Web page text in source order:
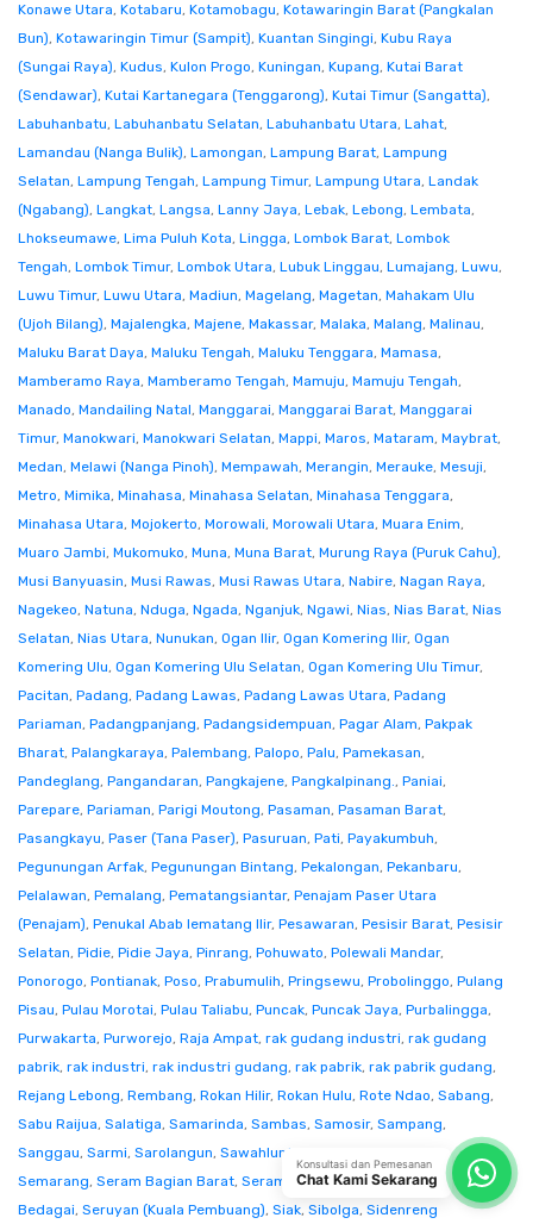
Konawe Utara, Kotabaru, Kotamobagu, Kotawaringin Barat (Pangkalan
Bun), Kotawaringin Timur (Sampit), Kuantan Singingi, Kubu Raya
(Sungai Raya), Kudus, Kulon Progo, Kuningan, Kupang, Kutai Barat
(Sendawar), Kutai Kartanegara (Tenggarong), Kutai Timur (Sangatta),
Labuhanbatu, Labuhanbatu Selatan, Labuhanbatu Utara, Lahat,
Lamandau (Nanga Bulik), Lamongan, Lampung Barat, Lampung
Selatan, Lampung Tengah, Lampung Timur, Lampung Utara, Landak
(Ngabang), Langkat, Langsa, Lanny Jaya, Lebak, Lebong, Lembata,
Lhokseumawe, Lima Puluh Kota, Lingga, Lombok Barat, Lombok
Tengah, Lombok Timur, Lombok Utara, Lubuk Linggau, Lumajang, Luwu,
Luwu Timur, Luwu Utara, Madiun, Magelang, Magetan, Mahakam Ulu
(Ujoh Bilang), Majalengka, Majene, Makassar, Malaka, Malang, Malinau,
Maluku Barat Daya, Maluku Tengah, Maluku Tenggara, Mamasa,
Mamberamo Raya, Mamberamo Tengah, Mamuju, Mamuju Tengah,
Manado, Mandailing Natal, Manggarai, Manggarai Barat, Manggarai
Timur, Manokwari, Manokwari Selatan, Mappi, Maros, Mataram, Maybrat,
Medan, Melawi (Nanga Pinoh), Mempawah, Merangin, Merauke, Mesuji,
Metro, Mimika, Minahasa, Minahasa Selatan, Minahasa Tenggara,
Minahasa Utara, Mojokerto, Morowali, Morowali Utara, Muara Enim,
Muaro Jambi, Mukomuko, Muna, Muna Barat, Murung Raya (Puruk Cahu),
Musi Banyuasin, Musi Rawas, Musi Rawas Utara, Nabire, Nagan Raya,
Nagekeo, Natuna, Nduga, Ngada, Nganjuk, Ngawi, Nias, Nias Barat, Nias
Selatan, Nias Utara, Nunukan, Ogan Ilir, Ogan Komering Ilir, Ogan
Komering Ulu, Ogan Komering Ulu Selatan, Ogan Komering Ulu Timur,
Pacitan, Padang, Padang Lawas, Padang Lawas Utara, Padang
Pariaman, Padangpanjang, Padangsidempuan, Pagar Alam, Pakpak
Bharat, Palangkaraya, Palembang, Palopo, Palu, Pamekasan,
Pandeglang, Pangandaran, Pangkajene, Pangkalpinang., Paniai,
Parepare, Pariaman, Parigi Moutong, Pasaman, Pasaman Barat,
Pasangkayu, Paser (Tana Paser), Pasuruan, Pati, Payakumbuh,
Pegunungan Arfak, Pegunungan Bintang, Pekalongan, Pekanbaru,
Pelalawan, Pemalang, Pematangsiantar, Penajam Paser Utara
(Penajam), Penukal Abab lematang Ilir, Pesawaran, Pesisir Barat, Pesisir
Selatan, Pidie, Pidie Jaya, Pinrang, Pohuwato, Polewali Mandar,
Ponorogo, Pontianak, Poso, Prabumulih, Pringsewu, Probolinggo, Pulang
Pisau, Pulau Morotai, Pulau Taliabu, Puncak, Puncak Jaya, Purbalingga,
Purwakarta, Purworejo, Raja Ampat, rak gudang industri, rak gudang
pabrik, rak industri, rak industri gudang, rak pabrik, rak pabrik gudang,
Rejang Lebong, Rembang, Rokan Hilir, Rokan Hulu, Rote Ndao, Sabang,
Sabu Raijua, Salatiga, Samarinda, Sambas, Samosir, Sampang,
Sanggau, Sarmi, Sarolangun, Sawahlunto
Semarang, Seram Bagian Barat, Seram Bagian Timur,Serang Serdang
Bedagai, Seruyan (Kuala Pembuang), Siak, Sibolga, Sidenreng
Konsultasi dan Pemesanan
Chat Kami Sekarang